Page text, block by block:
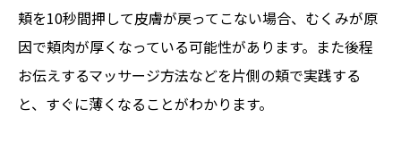
頬を10秒間押して皮膚が戻ってこない場合、むくみが原
因で頬肉が厚くなっている可能性があります。また後程
お伝えするマッサージ方法などを片側の頬で実践する
と、すぐに薄くなることがわかります。